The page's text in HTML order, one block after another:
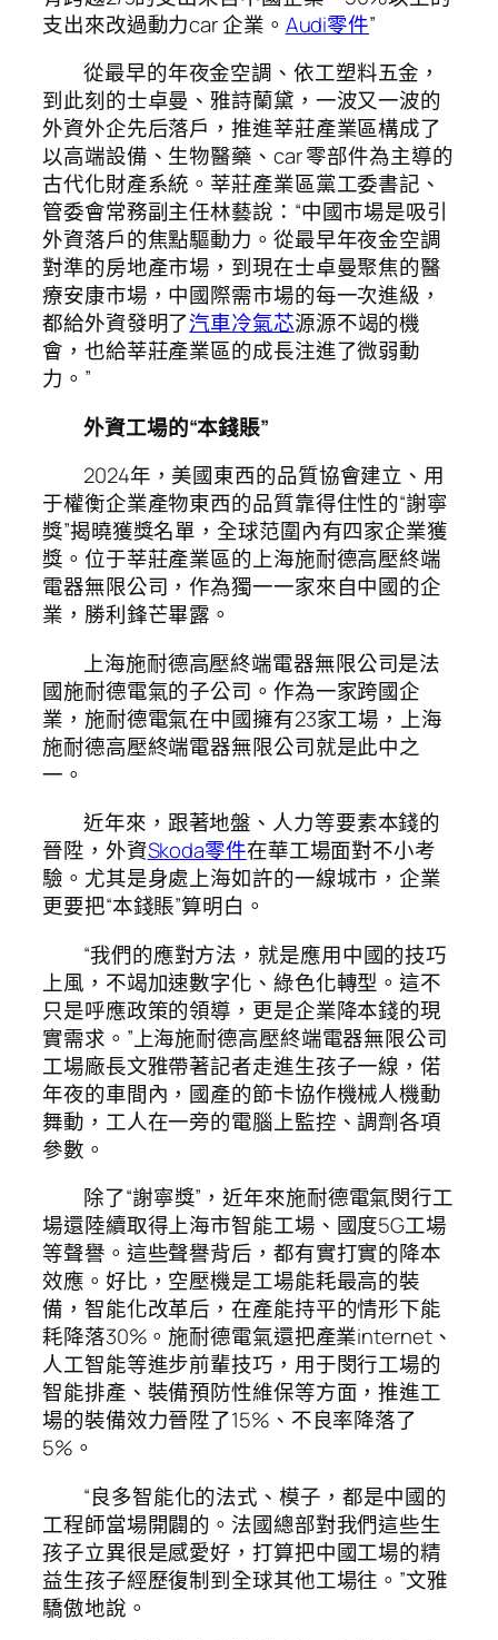
支出來改過動力car 企業。 Audi零件”
從最早的年夜金空調、依工塑料五金，
到此刻的士卓曼、雅詩蘭黛，一波又一波的
外資外企先后落戶，推進莘莊產業區構成了
以高端設備、生物醫藥、car 零部件為主導的
古代化財產系統。莘莊產業區黨工委書記、
管委會常務副主任林藝說：“中國市場是吸引
外資落戶的焦點驅動力。從最早年夜金空調
對準的房地產市場，到現在士卓曼聚焦的醫
療安康市場，中國際需市場的每一次進級，
都給外資發明了汽車冷氣芯源源不竭的機
會，也給莘莊產業區的成長注進了微弱動
力。”
外資工場的“本錢賬”
2024年，美國東西的品質協會建立、用
于權衡企業產物東西的品質靠得住性的“謝寧
獎”揭曉獲獎名單，全球范圍內有四家企業獲
獎。位于莘莊產業區的上海施耐德高壓終端
電器無限公司，作為獨一一家來自中國的企
業，勝利鋒芒畢露。
上海施耐德高壓終端電器無限公司是法
國施耐德電氣的子公司。作為一家跨國企
業，施耐德電氣在中國擁有23家工場，上海
施耐德高壓終端電器無限公司就是此中之
一。
近年來，跟著地盤、人力等要素本錢的
晉陞，外資Skoda零件在華工場面對不小考
驗。尤其是身處上海如許的一線城市，企業
更要把“本錢賬”算明白。
“我們的應對方法，就是應用中國的技巧
上風，不竭加速數字化、綠色化轉型。這不
只是呼應政策的領導，更是企業降本錢的現
實需求。”上海施耐德高壓終端電器無限公司
工場廠長文雅帶著記者走進生孩子一線，偌
年夜的車間內，國產的節卡協作機械人機動
舞動，工人在一旁的電腦上監控、調劑各項
參數。
除了“謝寧獎”，近年來施耐德電氣閔行工
場還陸續取得上海市智能工場、國度5G工場
等聲譽。這些聲譽背后，都有實打實的降本
效應。好比，空壓機是工場能耗最高的裝
備，智能化改革后，在產能持平的情形下能
耗降落30%。施耐德電氣還把產業internet、
人工智能等進步前輩技巧，用于閔行工場的
智能排產、裝備預防性維保等方面，推進工
場的裝備效力晉陞了15%、不良率降落了
5%。
“良多智能化的法式、模子，都是中國的
工程師當場開闢的。法國總部對我們這些生
孩子立異很是感愛好，打算把中國工場的精
益生孩子經歷復制到全球其他工場往。”文雅
驕傲地說。